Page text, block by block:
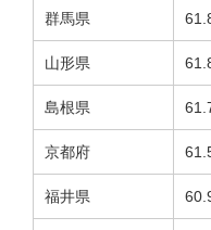
群馬県
山形県
島根県
京都府
福井県